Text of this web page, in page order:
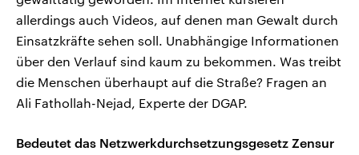
allerdings auch Videos, auf denen man Gewalt durch
Einsatzkräfte sehen soll. Unabhängige Informationen
über den Verlauf sind kaum zu bekommen. Was treibt
die Menschen überhaupt auf die Straße? Fragen an
Ali Fathollah-Nejad, Experte der DGAP.
Bedeutet das Netzwerkdurchsetzungsgesetz Zensur